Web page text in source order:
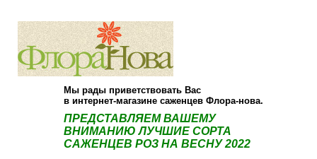
Мы рады приветствовать Вас
в интернет-магазине саженцев Флора-нова.
ПРЕДСТАВЛЯЕМ ВАШЕМУ
ВНИМАНИЮ ЛУЧШИЕ СОРТА
САЖЕНЦЕВ РОЗ НА ВЕСНУ 2022